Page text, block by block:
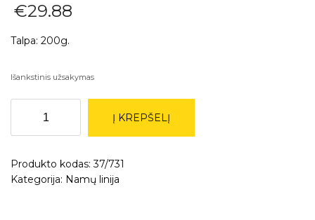
€29.88
Talpa: 200g.
Išankstinis užsakymas
''Genoma''
''Intensive
Ortho
Į KREPŠELĮ
Produkto kodas:37/731
Kategorija: Namų linija